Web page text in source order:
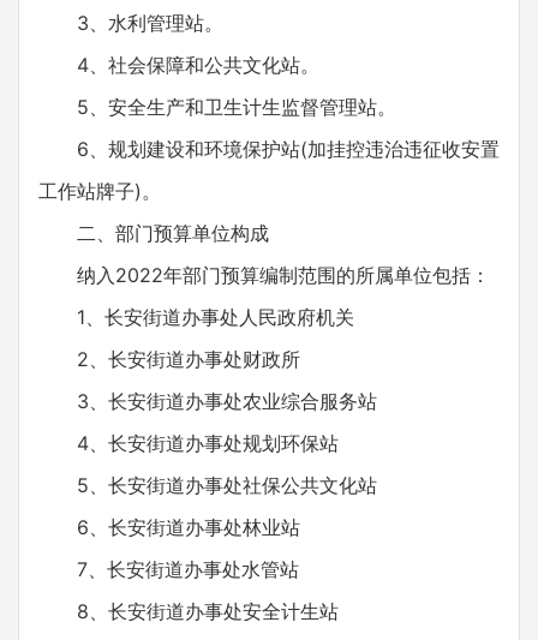
3、水利管理站。
4、社会保障和公共文化站。
5、安全生产和卫生计生监督管理站。
6、规划建设和环境保护站(加挂控违治违征收安置
工作站牌子)。
二、部门预算单位构成
纳入2022年部门预算编制范围的所属单位包括：
1、长安街道办事处人民政府机关
2、长安街道办事处财政所
3、长安街道办事处农业综合服务站
4、长安街道办事处规划环保站
5、长安街道办事处社保公共文化站
6、长安街道办事处林业站
7、长安街道办事处水管站
8、长安街道办事处安全计生站